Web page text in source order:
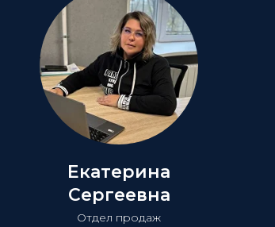
Екатерина
Сергеевна
Отдел продаж